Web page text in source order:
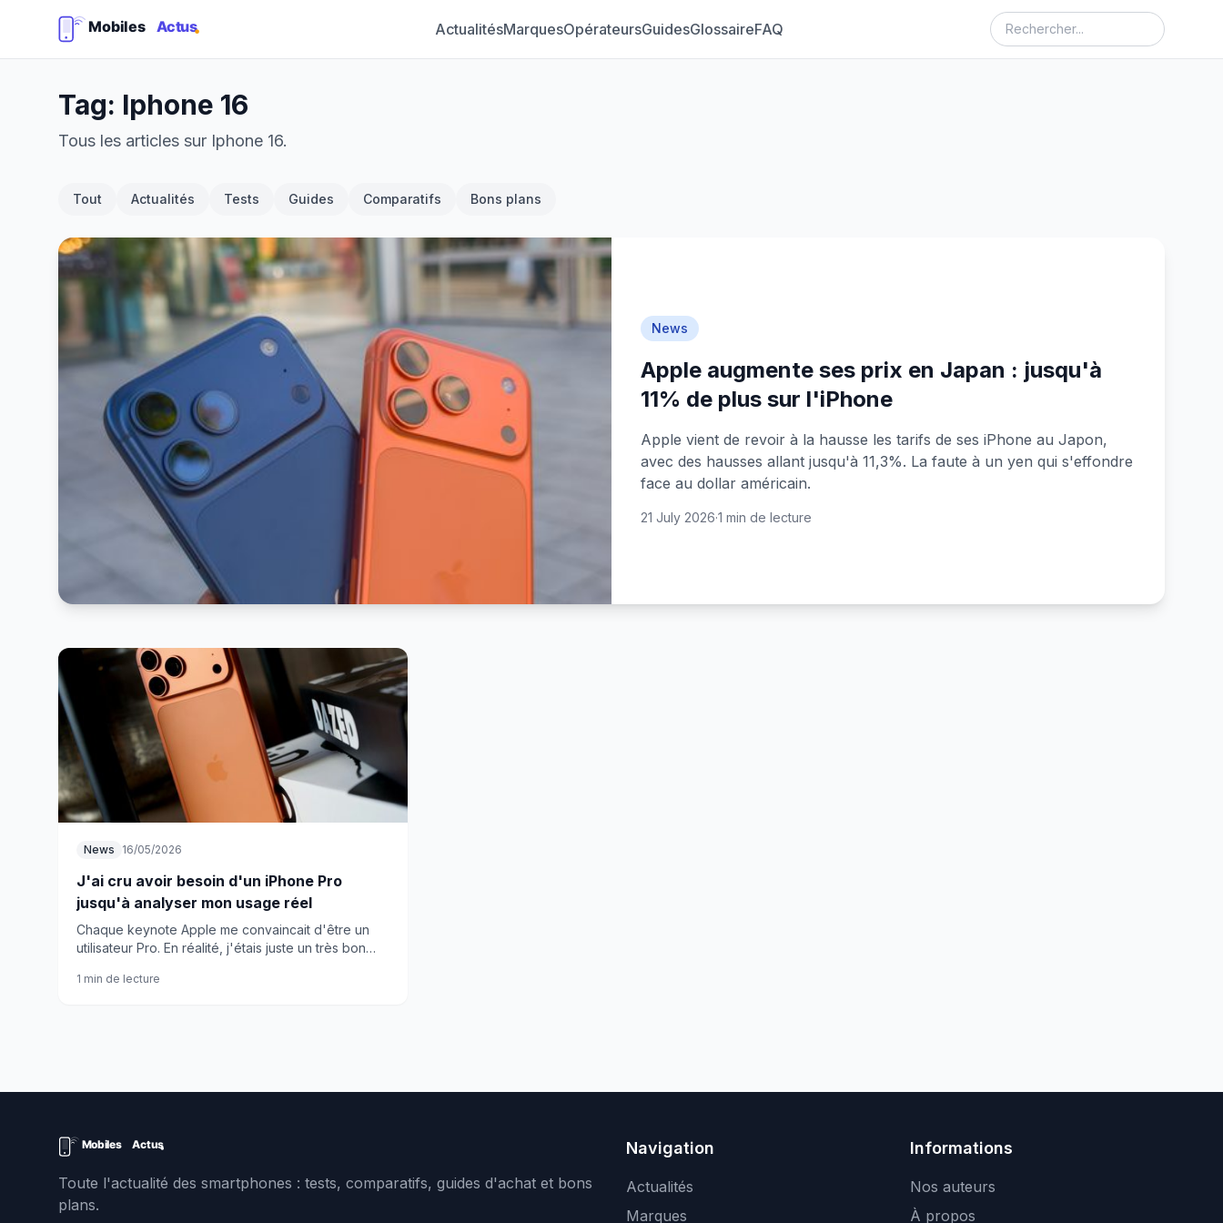
ActualitésMarquesOpérateursGuidesGlossaireFAQ
Tag: Iphone 16
Tous les articles sur Iphone 16.
Tout Actualités Tests Guides Comparatifs Bons plans
News
Apple augmente ses prix en Japan : jusqu'à
11% de plus sur l'iPhone
Apple vient de revoir à la hausse les tarifs de ses iPhone au Japon,
avec des hausses allant jusqu'à 11,3%. La faute à un yen qui s'effondre
face au dollar américain.
21 July 2026·1 min de lecture
News 16/05/2026
J'ai cru avoir besoin d'un iPhone Pro
jusqu'à analyser mon usage réel
Chaque keynote Apple me convaincait d'être un
utilisateur Pro. En réalité, j'étais juste un très bon
1 min de lecture
Toute l'actualité des smartphones : tests, comparatifs, guides d'achat et bons
plans.
Navigation
Actualités
Marques
Informations
Nos auteurs
À propos